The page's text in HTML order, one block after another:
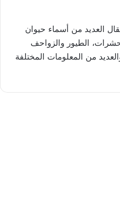
العديد من أسماء حيوان
الطيور والزواحف
من المعلومات المختلفة